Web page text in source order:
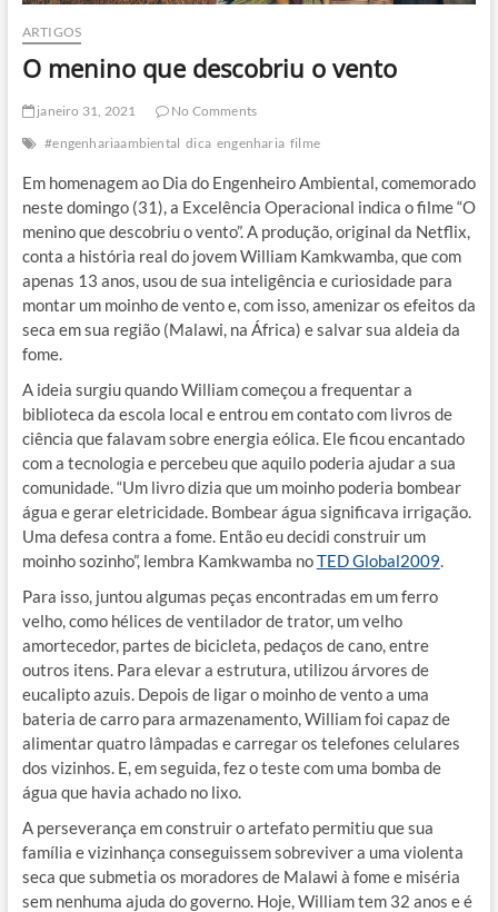
ARTIGOS
O menino que descobriu o vento
janeiro 31, 2021
No Comments
#engenhariaambiental dica engenharia filme
Em homenagem ao Dia do Engenheiro Ambiental, comemorado
neste domingo (31), a Excelência Operacional indica o filme “O
menino que descobriu o vento”. A produção, original da Netflix,
conta a história real do jovem William Kamkwamba, que com
apenas 13 anos, usou de sua inteligência e curiosidade para
montar um moinho de vento e, com isso, amenizar os efeitos da
seca em sua região (Malawi, na África) e salvar sua aldeia da
fome.
A ideia surgiu quando William começou a frequentar a
biblioteca da escola local e entrou em contato com livros de
ciência que falavam sobre energia eólica. Ele ficou encantado
com a tecnologia e percebeu que aquilo poderia ajudar a sua
comunidade. “Um livro dizia que um moinho poderia bombear
água e gerar eletricidade. Bombear água significava irrigação.
Uma defesa contra a fome. Então eu decidi construir um
moinho sozinho”, lembra Kamkwamba noTED Global2009.
Para isso, juntou algumas peças encontradas em um ferro
velho, como hélices de ventilador de trator, um velho
amortecedor, partes de bicicleta, pedaços de cano, entre
outros itens. Para elevar a estrutura, utilizou árvores de
eucalipto azuis. Depois de ligar o moinho de vento a uma
bateria de carro para armazenamento, William foi capaz de
alimentar quatro lâmpadas e carregar os telefones celulares
dos vizinhos. E, em seguida, fez o teste com uma bomba de
água que havia achado no lixo.
A perseverança em construir o artefato permitiu que sua
família e vizinhança conseguissem sobreviver a uma violenta
seca que submetia os moradores de Malawi à fome e miséria
sem nenhuma ajuda do governo. Hoje, William tem 32 anos e é